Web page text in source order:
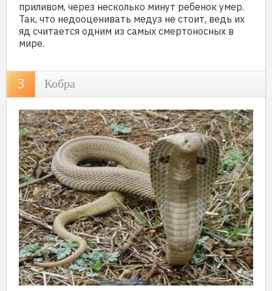
приливом, через несколько минут ребенок умер.
Так, что недооценивать медуз не стоит, ведь их
яд считается одним из самых смертоносных в
мире.
Кобра